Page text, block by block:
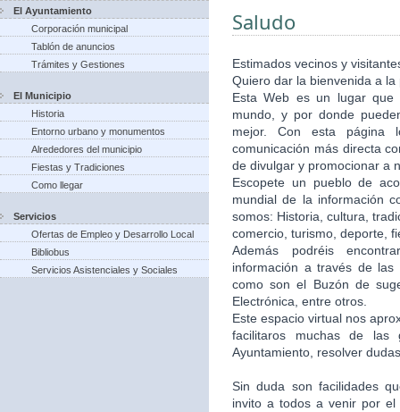
El Ayuntamiento
Corporación municipal
Tablón de anuncios
Trámites y Gestiones
El Municipio
Historia
Entorno urbano y monumentos
Alrededores del municipio
Fiestas y Tradiciones
Como llegar
Servicios
Ofertas de Empleo y Desarrollo Local
Bibliobus
Servicios Asistenciales y Sociales
Saludo
Estimados vecinos y
Quiero dar la bienvenida a
Esta Web es un lugar
mundo, y por donde
mejor. Con esta página
comunicación más directa
de divulgar y promocionar a
Escopete un pueblo de
mundial de la información
somos: Historia, cultura,
comercio, turismo, deporte,
Además podréis
información a través de
como son el Buzón de
Electrónica, entre otros.
Este espacio virtual nos
facilitaros muchas de
Ayuntamiento, resolver
Sin duda son facilidades
invito a todos a venir por